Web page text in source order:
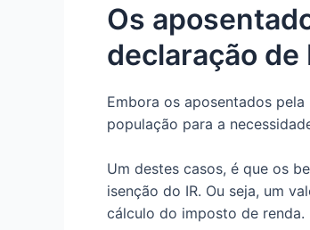
Os
declaração de
Embora os aposentados
população para a
Um destes casos, é que os
isenção do IR. Ou seja, um
cálculo do imposto de renda.